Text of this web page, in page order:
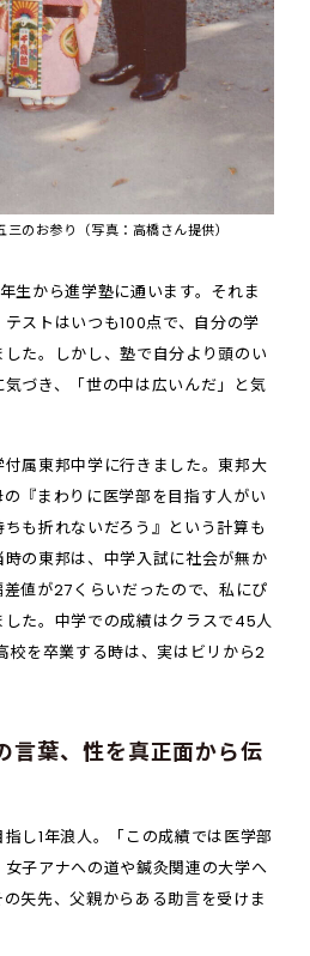
のお参り（写真：高橋さん提供）
生から進学塾に通います。それま
ストはいつも100点で、自分の学
た。しかし、塾で自分より頭のい
づき、「世の中は広いんだ」と気
付属東邦中学に行きました。東邦大
『まわりに医学部を目指す人がい
も折れないだろう』という計算も
の東邦は、中学入試に社会が無か
値が27くらいだったので、私にぴ
した。中学での成績はクラスで45人
校を卒業する時は、実はビリから2
言葉、性を真正面から伝
し1年浪人。「この成績では医学部
子アナへの道や鍼灸関連の大学へ
矢先、父親からある助言を受けま